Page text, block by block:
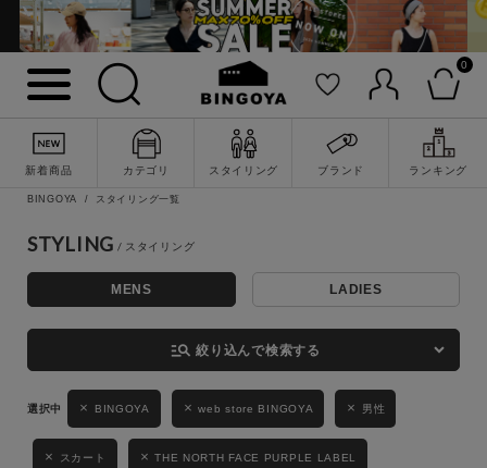
0
新着商品 カテゴリ スタイリング ブランド ランキング
詳細検索
キーワード
性別
MENS LADIES KIDS
BINGOYA スタイリング一覧
STYLING
MENS LADIES
manage_search 絞り込んで検索する
BINGOYA web store BINGOYA 男性
スカート THE NORTH FACE PURPLE LABEL